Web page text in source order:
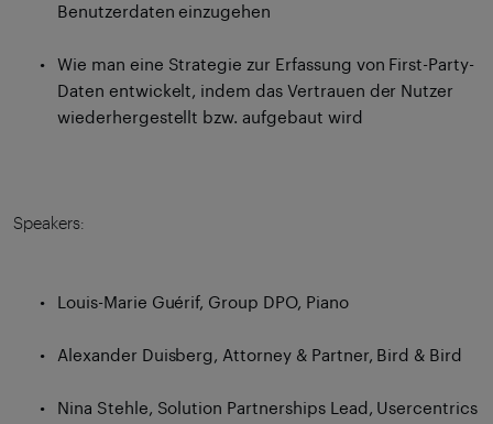
Benutzerdaten einzugehen
Wie man eine Strategie zur Erfassung von First-Party-
Daten entwickelt, indem das Vertrauen der Nutzer
wiederhergestellt bzw. aufgebaut wird
Speakers:
Louis-Marie Guérif, Group DPO, Piano
Alexander Duisberg, Attorney & Partner, Bird & Bird
Nina Stehle, Solution Partnerships Lead, Usercentrics